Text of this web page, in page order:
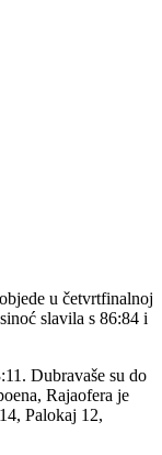
u četvrtfinalnoj
slavila s 86:84 i
Dubravaše su do
Rajaofera je
Palokaj 12,